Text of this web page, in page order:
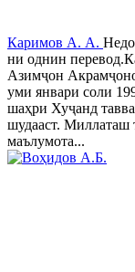
Каримов А. А.
ни однин
Азимҷон
уми январи соли
шаҳри Хуҷанд
шудааст. Миллаташ
маълумота...